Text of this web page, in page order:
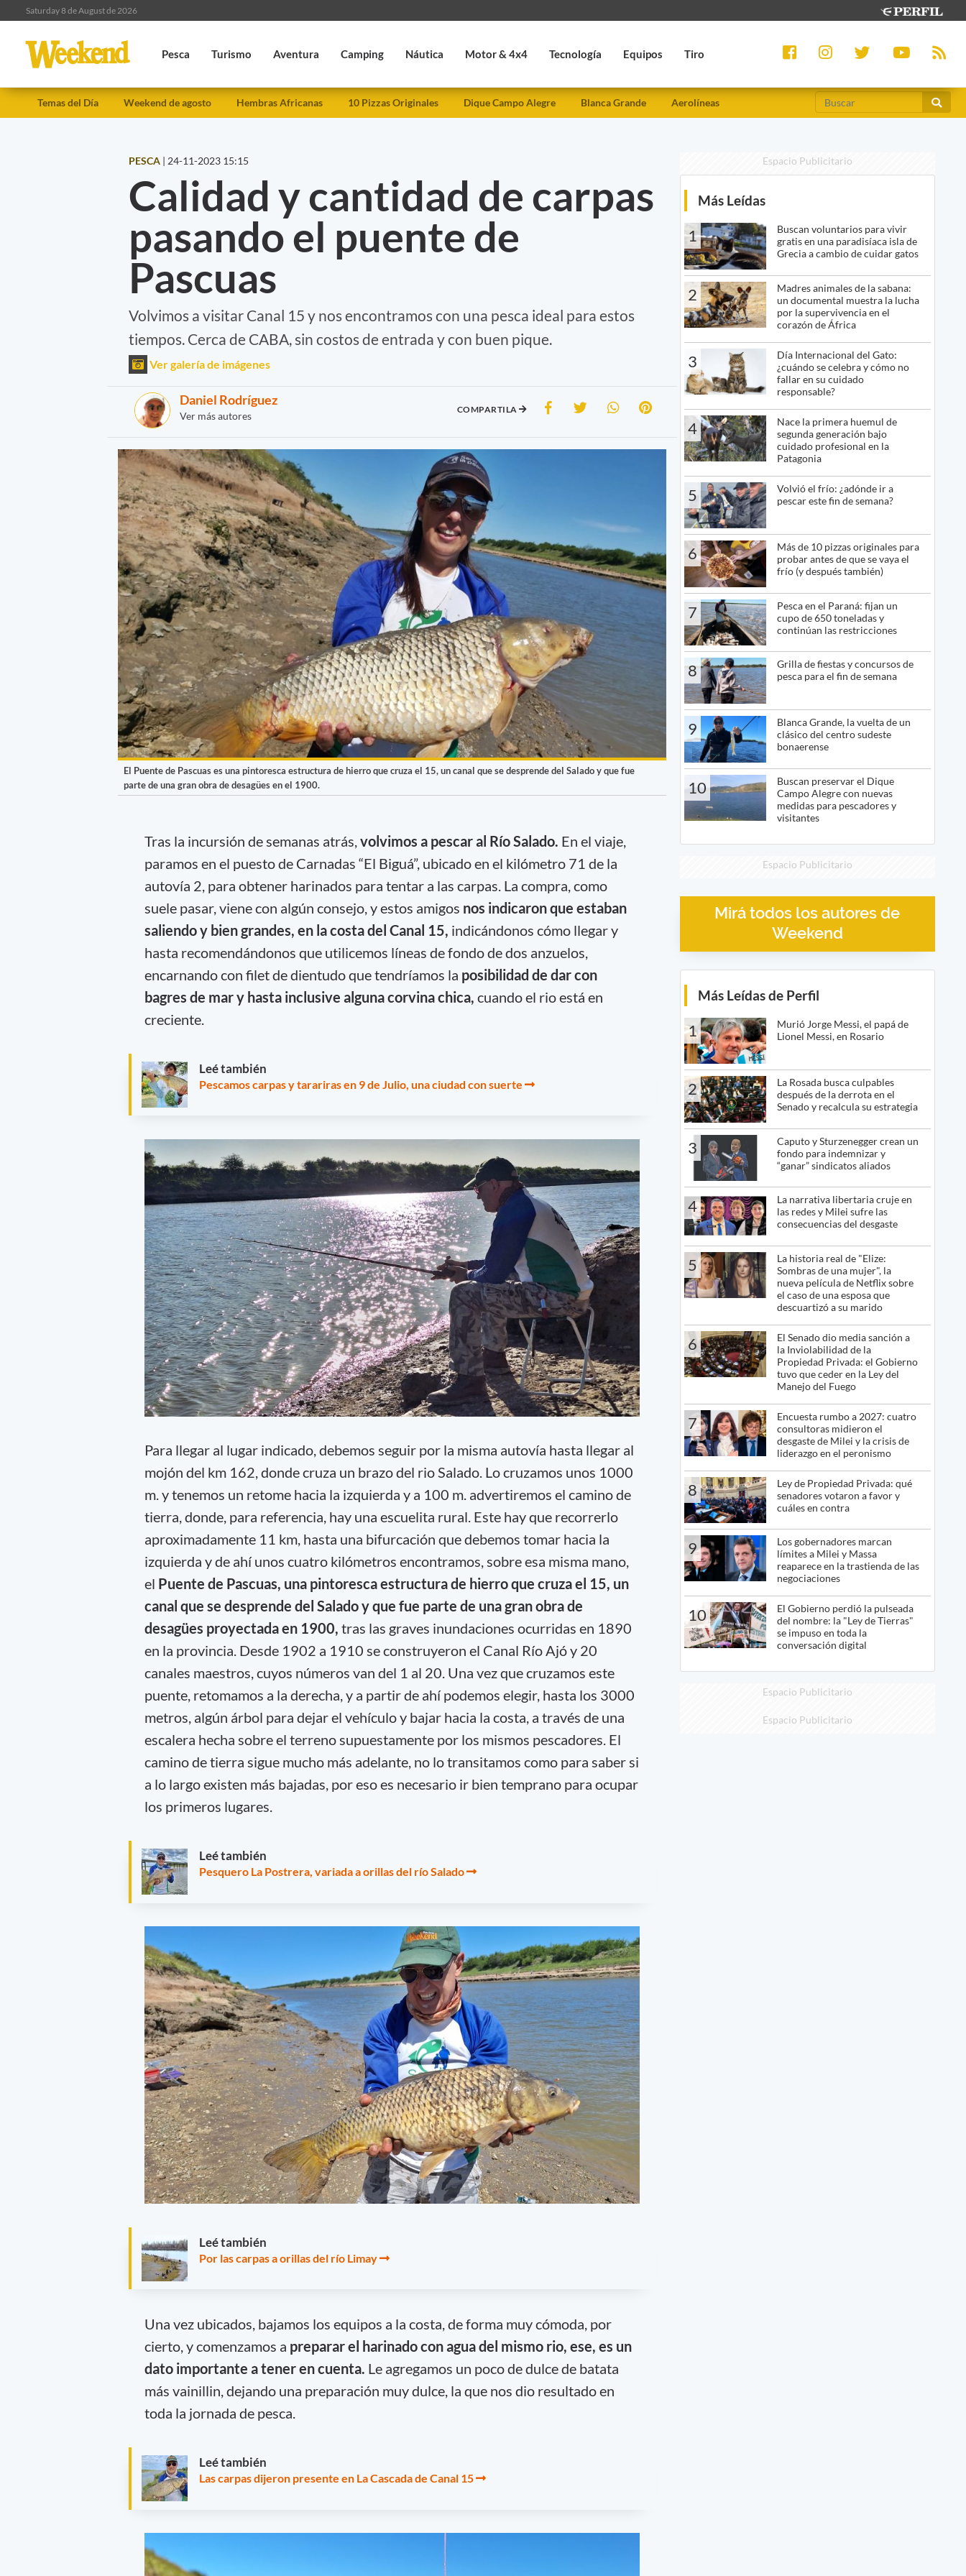
Saturday 8 de August de 2026
Pesca Turismo Aventura Camping Náutica Motor & 4x4 Tecnología Equipos Tiro
Temas del Día Weekend de agosto Hembras Africanas 10 Pizzas Originales Dique Campo Alegre Blanca Grande Aerolíneas
PESCA | 24-11-2023 15:15
Calidad y cantidad de carpas
pasando el puente de
Pascuas
Volvimos a visitar Canal 15 y nos encontramos con una pesca ideal para estos
tiempos. Cerca de CABA, sin costos de entrada y con buen pique.
Ver galería de imágenes
Daniel Rodríguez
Ver más autores
COMPARTILA
El Puente de Pascuas es una pintoresca estructura de hierro que cruza el 15, un canal que se desprende del Salado y que fue
parte de una gran obra de desagües en el 1900.
Tras la incursión de semanas atrás, volvimos a pescar al Río Salado. En el viaje,
paramos en el puesto de Carnadas “El Biguá”, ubicado en el kilómetro 71 de la
autovía 2, para obtener harinados para tentar a las carpas. La compra, como
suele pasar, viene con algún consejo, y estos amigos nos indicaron que estaban
saliendo y bien grandes, en la costa del Canal 15, indicándonos cómo llegar y
hasta recomendándonos que utilicemos líneas de fondo de dos anzuelos,
encarnando con filet de dientudo que tendríamos la posibilidad de dar con
bagres de mar y hasta inclusive alguna corvina chica, cuando el rio está en
creciente.
Leé también
Pescamos carpas y tarariras en 9 de Julio, una ciudad con suerte
Para llegar al lugar indicado, debemos seguir por la misma autovía hasta llegar al
mojón del km 162, donde cruza un brazo del rio Salado. Lo cruzamos unos 1000
m. y tenemos un retome hacia la izquierda y a 100 m. advertiremos el camino de
tierra, donde, para referencia, hay una escuelita rural. Este hay que recorrerlo
aproximadamente 11 km, hasta una bifurcación que debemos tomar hacia la
izquierda y de ahí unos cuatro kilómetros encontramos, sobre esa misma mano,
el Puente de Pascuas, una pintoresca estructura de hierro que cruza el 15, un
canal que se desprende del Salado y que fue parte de una gran obra de
desagües proyectada en 1900, tras las graves inundaciones ocurridas en 1890
en la provincia. Desde 1902 a 1910 se construyeron el Canal Río Ajó y 20
canales maestros, cuyos números van del 1 al 20. Una vez que cruzamos este
puente, retomamos a la derecha, y a partir de ahí podemos elegir, hasta los 3000
metros, algún árbol para dejar el vehículo y bajar hacia la costa, a través de una
escalera hecha sobre el terreno supuestamente por los mismos pescadores. El
camino de tierra sigue mucho más adelante, no lo transitamos como para saber si
a lo largo existen más bajadas, por eso es necesario ir bien temprano para ocupar
los primeros lugares.
Leé también
Pesquero La Postrera, variada a orillas del río Salado
Leé también
Por las carpas a orillas del río Limay
Una vez ubicados, bajamos los equipos a la costa, de forma muy cómoda, por
cierto, y comenzamos a preparar el harinado con agua del mismo rio, ese, es un
dato importante a tener en cuenta. Le agregamos un poco de dulce de batata
más vainillin, dejando una preparación muy dulce, la que nos dio resultado en
toda la jornada de pesca.
Leé también
Las carpas dijeron presente en La Cascada de Canal 15
Espacio Publicitario
Más Leídas
1
Buscan voluntarios para vivir
gratis en una paradisíaca isla de
Grecia a cambio de cuidar gatos
2
Madres animales de la sabana:
un documental muestra la lucha
por la supervivencia en el
corazón de África
3
Día Internacional del Gato:
¿cuándo se celebra y cómo no
fallar en su cuidado
responsable?
4
Nace la primera huemul de
segunda generación bajo
cuidado profesional en la
Patagonia
5
Volvió el frío: ¿adónde ir a
pescar este fin de semana?
6
Más de 10 pizzas originales para
probar antes de que se vaya el
frío (y después también)
7
Pesca en el Paraná: fijan un
cupo de 650 toneladas y
continúan las restricciones
8
Grilla de fiestas y concursos de
pesca para el fin de semana
9
Blanca Grande, la vuelta de un
clásico del centro sudeste
bonaerense
10
Buscan preservar el Dique
Campo Alegre con nuevas
medidas para pescadores y
visitantes
Espacio Publicitario
Mirá todos los autores de
Weekend
Más Leídas de Perfil
1
Murió Jorge Messi, el papá de
Lionel Messi, en Rosario
2
La Rosada busca culpables
después de la derrota en el
Senado y recalcula su estrategia
3
Caputo y Sturzenegger crean un
fondo para indemnizar y
“ganar” sindicatos aliados
4
La narrativa libertaria cruje en
las redes y Milei sufre las
consecuencias del desgaste
5
La historia real de "Elize:
Sombras de una mujer", la
nueva película de Netflix sobre
el caso de una esposa que
descuartizó a su marido
6
El Senado dio media sanción a
la Inviolabilidad de la
Propiedad Privada: el Gobierno
tuvo que ceder en la Ley del
Manejo del Fuego
7
Encuesta rumbo a 2027: cuatro
consultoras midieron el
desgaste de Milei y la crisis de
liderazgo en el peronismo
8
Ley de Propiedad Privada: qué
senadores votaron a favor y
cuáles en contra
9
Los gobernadores marcan
límites a Milei y Massa
reaparece en la trastienda de las
negociaciones
10
El Gobierno perdió la pulseada
del nombre: la "Ley de Tierras"
se impuso en toda la
conversación digital
Espacio Publicitario
Espacio Publicitario